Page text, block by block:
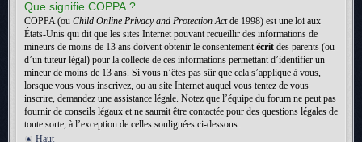
Que signifie COPPA ?
COPPA (ou Child Online Privacy and Protection Actde 1998) est une loi aux
États-Unis qui dit que les sites Internet pouvant recueillir des informations de
mineurs de moins de 13 ans doivent obtenir le consentementécrit des parents (ou
d’un tuteur légal) pour la collecte de ces informations permettant d’identifier un
mineur de moins de 13 ans. Si vous n’êtes pas sûr que cela s’applique à vous,
lorsque vous vous inscrivez, ou au site Internet auquel vous tentez de vous
inscrire, demandez une assistance légale. Notez que l’équipe du forum ne peut pas
fournir de conseils légaux et ne saurait être contactée pour des questions légales de
toute sorte, à l’exception de celles soulignées ci-dessous.
Haut